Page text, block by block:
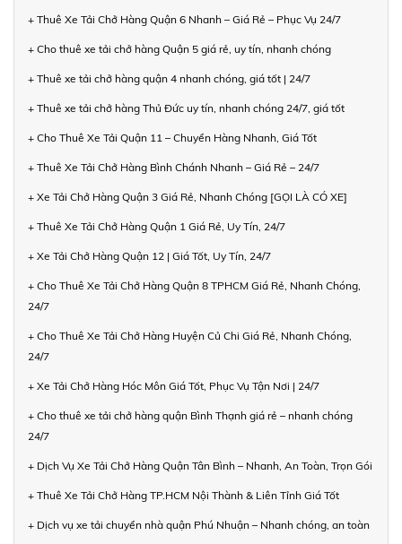
+ Thuê Xe Tải Chở Hàng Quận 6 Nhanh – Giá Rẻ – Phục Vụ 24/7
+ Cho thuê xe tải chở hàng Quận 5 giá rẻ, uy tín, nhanh chóng
+ Thuê xe tải chở hàng quận 4 nhanh chóng, giá tốt | 24/7
+ Thuê xe tải chở hàng Thủ Đức uy tín, nhanh chóng 24/7, giá tốt
+ Cho Thuê Xe Tải Quận 11 – Chuyển Hàng Nhanh, Giá Tốt
+ Thuê Xe Tải Chở Hàng Bình Chánh Nhanh – Giá Rẻ – 24/7
+ Xe Tải Chở Hàng Quận 3 Giá Rẻ, Nhanh Chóng [GỌI LÀ CÓ XE]
+ Thuê Xe Tải Chở Hàng Quận 1 Giá Rẻ, Uy Tín, 24/7
+ Xe Tải Chở Hàng Quận 12 | Giá Tốt, Uy Tín, 24/7
+ Cho Thuê Xe Tải Chở Hàng Quận 8 TPHCM Giá Rẻ, Nhanh Chóng,
24/7
+ Cho Thuê Xe Tải Chở Hàng Huyện Củ Chi Giá Rẻ, Nhanh Chóng,
24/7
+ Xe Tải Chở Hàng Hóc Môn Giá Tốt, Phục Vụ Tận Nơi | 24/7
+ Cho thuê xe tải chở hàng quận Bình Thạnh giá rẻ – nhanh chóng
24/7
+ Dịch Vụ Xe Tải Chở Hàng Quận Tân Bình – Nhanh, An Toàn, Trọn Gói
+ Thuê Xe Tải Chở Hàng TP.HCM Nội Thành & Liên Tỉnh Giá Tốt
+ Dịch vụ xe tải chuyển nhà quận Phú Nhuận – Nhanh chóng, an toàn